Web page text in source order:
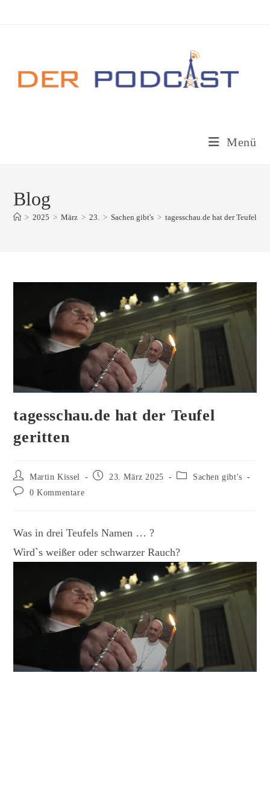
Menü
Blog
> 2025 > März > 23. > Sachen gibt's > tagesschau.de hat der Teufel
tagesschau.de hat der Teufel
geritten
Beitrags-
Autor:
Martin Kissel
Beitrag23. März 2025
Beitrags-Sachen gibt's
Beitrags-0 Kommentare
Was in drei Teufels Namen … ?
Wird`s weißer oder schwarzer Rauch?